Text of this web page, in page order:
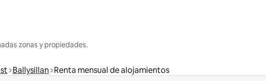
zonas y propiedades.
Ballysillan Renta mensual de alojamientos